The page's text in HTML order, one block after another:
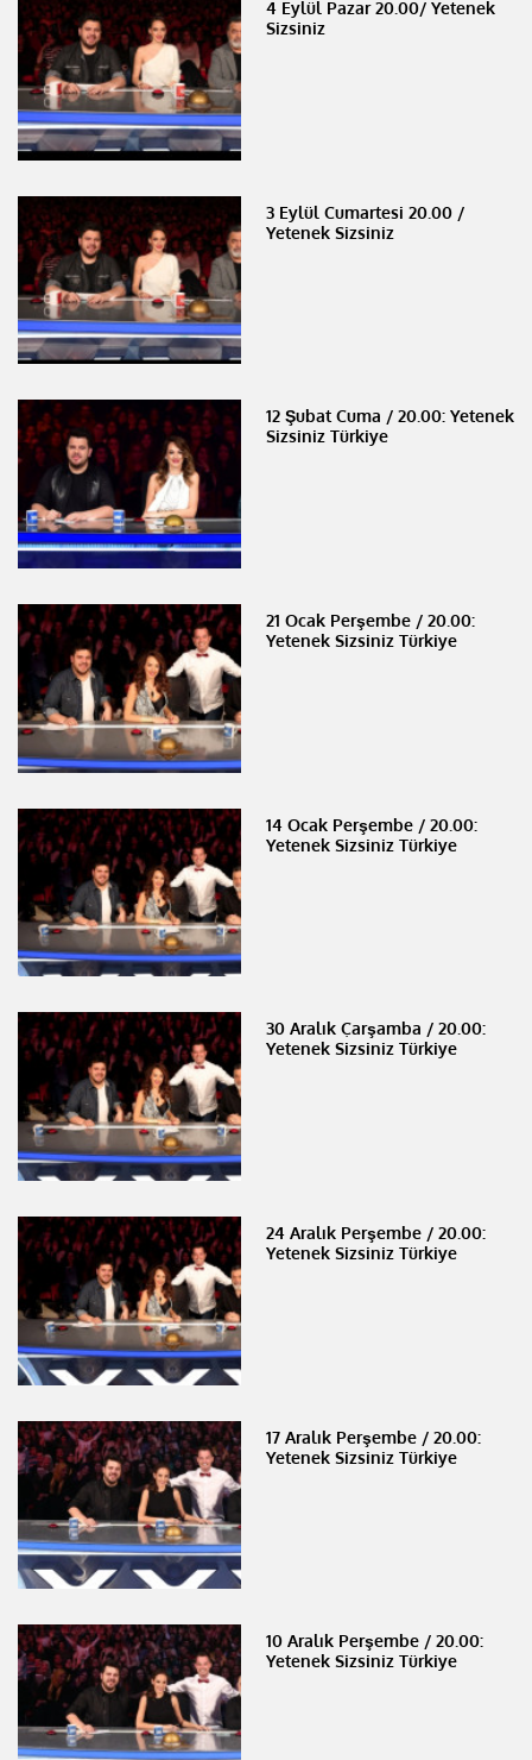
4 Eylül Pazar 20.00/ Yetenek
Sizsiniz
3 Eylül Cumartesi 20.00 /
Yetenek Sizsiniz
12 Şubat Cuma / 20.00: Yetenek
Sizsiniz Türkiye
21 Ocak Perşembe / 20.00:
Yetenek Sizsiniz Türkiye
14 Ocak Perşembe / 20.00:
Yetenek Sizsiniz Türkiye
30 Aralık Çarşamba / 20.00:
Yetenek Sizsiniz Türkiye
24 Aralık Perşembe / 20.00:
Yetenek Sizsiniz Türkiye
17 Aralık Perşembe / 20.00:
Yetenek Sizsiniz Türkiye
10 Aralık Perşembe / 20.00:
Yetenek Sizsiniz Türkiye